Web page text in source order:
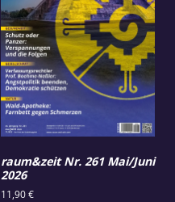
raum&zeit Nr. 261 Mai/Juni
2026
11,90€